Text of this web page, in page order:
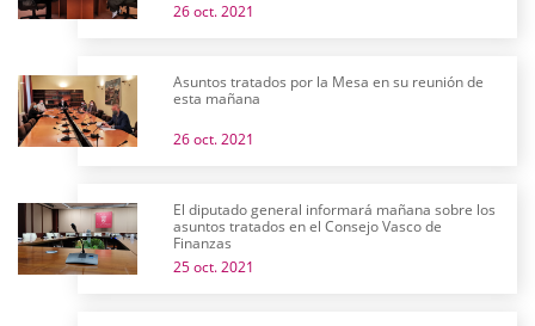
26 oct. 2021
Asuntos tratados por la Mesa en su reunión de
esta mañana
26 oct. 2021
El diputado general informará mañana sobre los
asuntos tratados en el Consejo Vasco de
Finanzas
25 oct. 2021